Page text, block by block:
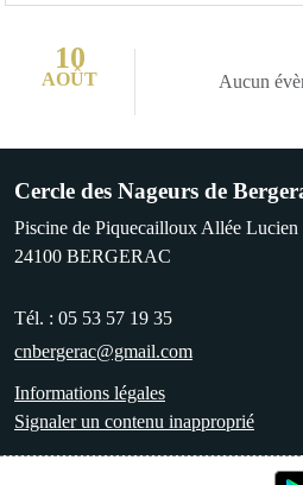
10
AOÛT Aucun
Cercle des Nageurs de
Piscine de Piquecailloux Allée Lucien
24100 BERGERAC
Tél. : 05 53 57 19 35
cnbergerac@gmail.com
Informations légales
Signaler un contenu inapproprié